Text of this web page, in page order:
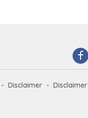
Disclaimer Disclaimer